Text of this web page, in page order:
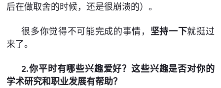
后在做取舍的时候，还是很崩溃的）。
很多你觉得不可能完成的事情， 坚持一下就挺过
来了。
2.你平时有哪些兴趣爱好？这些兴趣是否对你的
学术研究和职业发展有帮助？